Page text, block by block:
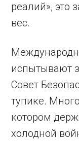
реалий», это
вес.
испытывают
Совет
тупике.
котором
холодной